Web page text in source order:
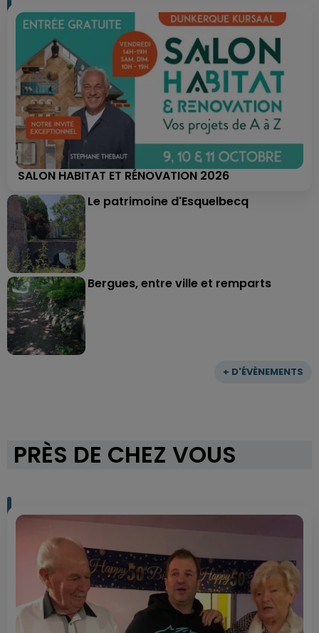
+ D'ÉVÈNEMENTS
SALON HABITAT ET RÉNOVATION 2026
Le patrimoine d'Esquelbecq
Bergues, entre ville et remparts
PRÈS DE CHEZ VOUS